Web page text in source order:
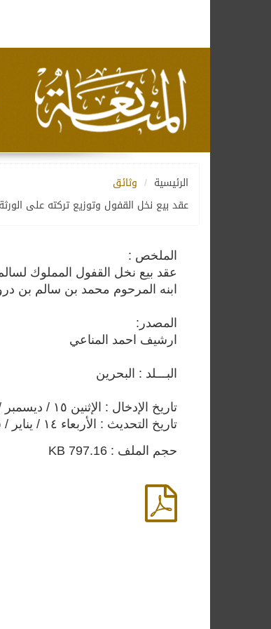
الرئيسية
وثائق
عقد بيع نخل القفول وتوزيع تركته على الورثة
الملخص :
عقد بيع نخل القفول المملوك
ابنه المرحوم محمد بن سالم بن درويش . مؤرخة في 3 ذي الحجة
المصدر:
ارشيف احمد المناعي
البـــلد : البحرين
تاريخ الإدخال : الإثنين ١٥ / ديسمبر / ٢٠٠٨
تاريخ التحديث : الأربعاء ١٤ / يناير / ٢٠١٥
حجم الملف : 797.16 KB